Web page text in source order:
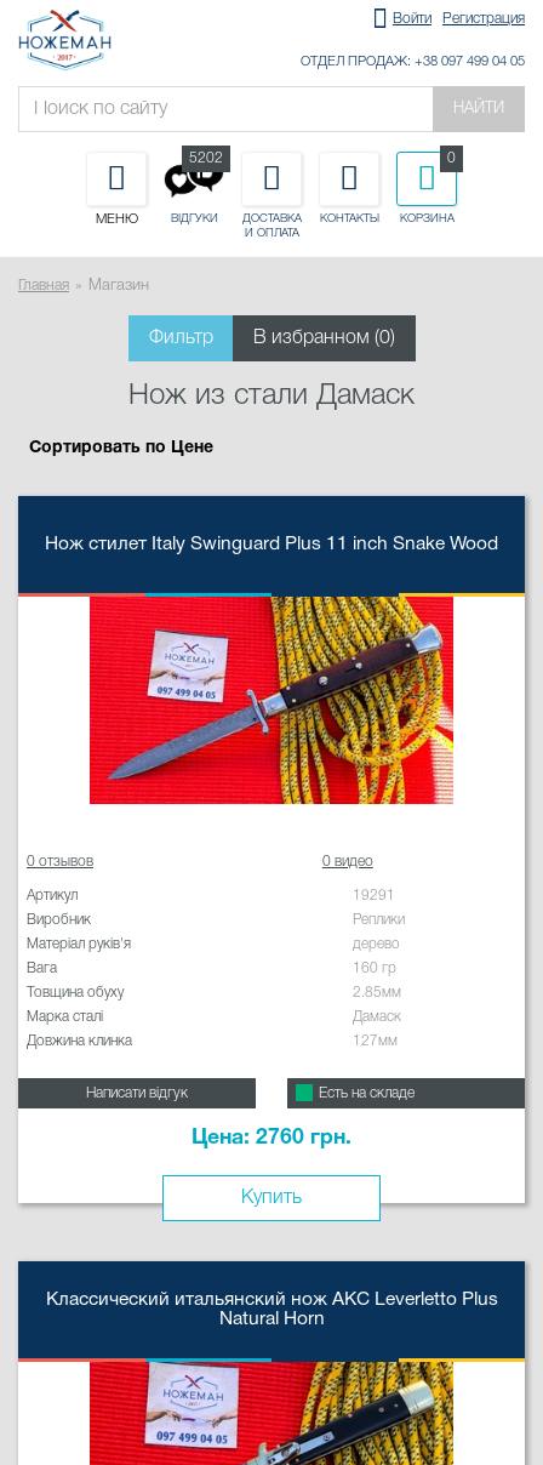
Войти Регистрация
ОТДЕЛ ПРОДАЖ: +38 097 499 04 05
НАЙТИ
МЕНЮ ВІДГУКИ
5202
ДОСТАВКА
И ОПЛАТА
КОНТАКТЫ КОРЗИНА
0
Главная Магазин
Фильтр В избранном (0)
Нож из стали Дамаск
Сортировать по Цене
Нож стилет Italy Swinguard Plus 11 inch Snake Wood
0 отзывов 0 видео
Артикул
19291
Виробник
Реплики
Матеріал руків'я
дерево
Вага
160 гр
Товщина обуху
2.85мм
Марка сталі
Дамаск
Довжина клинка
127мм
Написати відгук Есть на складе
Цена: 2760 грн.
Купить
Классический итальянский нож AKC Leverletto Plus
Natural Horn